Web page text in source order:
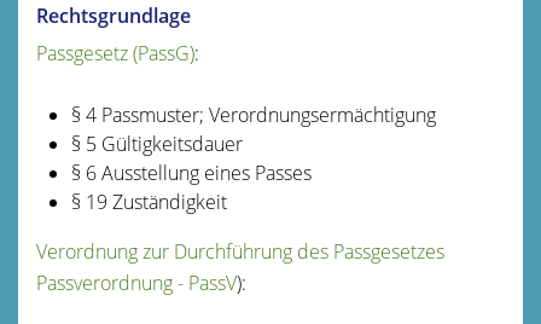
Rechtsgrundlage
Passgesetz (PassG):
§ 4Passmuster; Verordnungsermächtigung
§ 5 Gültigkeitsdauer
§ 6 Ausstellung eines Passes
§ 19 Zuständigkeit
Verordnung zur Durchführung des Passgesetzes
Passverordnung - PassV):